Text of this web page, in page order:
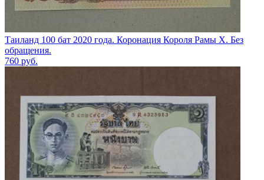
Таиланд 100 бат 2020 года. Коронация Короля Рамы X. Без
обращения.
760 руб.